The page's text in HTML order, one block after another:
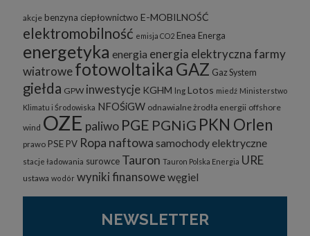
akcje benzyna ciepłownictwo E-MOBILNOŚĆ
elektromobilność emisja CO2 Enea Energa
energetyka energia energia elektrycznafarmy
wiatrowefotowoltaika GAZ Gaz System
giełda GPW inwestycje KGHM lng Lotos miedź Ministerstwo
Klimatu i Środowiska NFOŚiGW odnawialne żrodła energii offshore
wind OZE paliwo PGE PGNiG PKN Orlen
prawo PSE PV Ropa naftowa samochody elektryczne
stacje ładowania surowce Tauron Tauron Polska Energia URE
ustawa wodór wyniki finansowewęgiel
NEWSLETTER